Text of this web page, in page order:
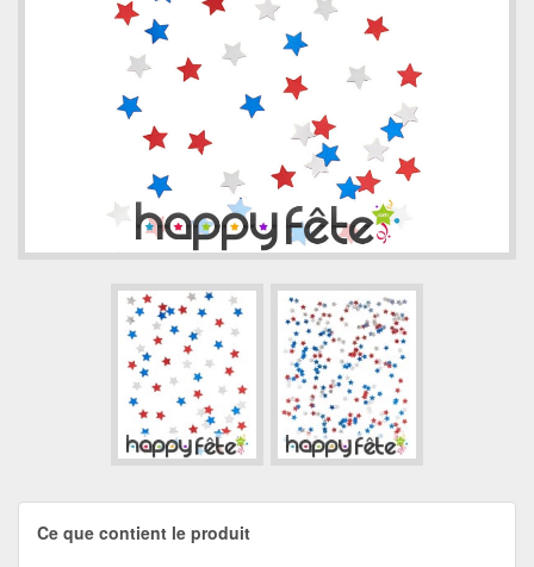
Ce que contient le produit